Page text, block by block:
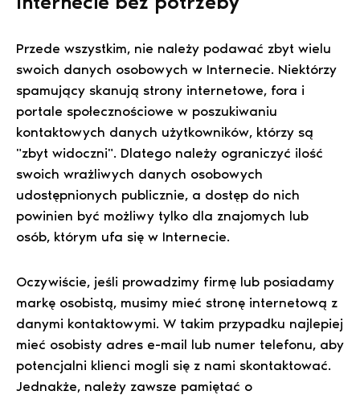
Przede wszystkim, nie należy podawać zbyt wielu
swoich danych osobowych w Internecie. Niektórzy
spamujący skanują strony internetowe, fora i
portale społecznościowe w poszukiwaniu
kontaktowych danych użytkowników, którzy są
"zbyt widoczni". Dlatego należy ograniczyć ilość
swoich wrażliwych danych osobowych
udostępnionych publicznie, a dostęp do nich
powinien być możliwy tylko dla znajomych lub
osób, którym ufa się w Internecie.
Oczywiście, jeśli prowadzimy firmę lub posiadamy
markę osobistą, musimy mieć stronę internetową z
danymi kontaktowymi. W takim przypadku najlepiej
mieć osobisty adres e-mail lub numer telefonu, aby
potencjalni klienci mogli się z nami skontaktować.
Jednakże, należy zawsze pamiętać o